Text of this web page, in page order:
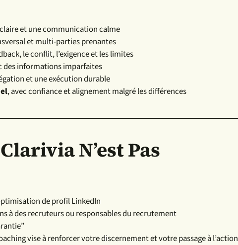
claire et une communication calme
et multi-parties prenantes
le conflit, l’exigence et les limites
des informations imparfaites
et une exécution durable
, avec confiance et alignement malgré les différences
N’est Pas
de profil LinkedIn
à des recruteurs ou responsables du recrutement
vise à renforcer votre discernement et votre passage à l’action